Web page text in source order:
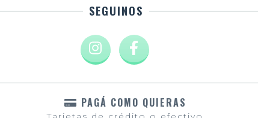
SEGUINOS
PAGÁ COMO QUIERAS